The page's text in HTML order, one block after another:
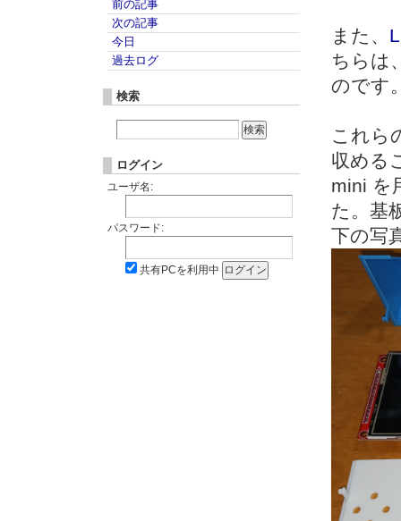
また、
ちらは
のです
これら
収める
mini を
た。基
下の写
前の記事
次の記事
今日
過去ログ
検索
ログイン
ユーザ名:
パスワード:
共有PCを利用中